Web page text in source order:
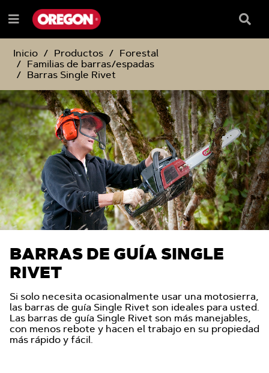
AL
CONTENIDO
AL
DE
NAVEGACIÓN
Menú
de
Inicio
Productos
Forestal
Familias de barras/espadas
Barras Single Rivet
BARRAS DE GUÍA SINGLE
RIVET
Si solo necesita ocasionalmente usar una motosierra,
las barras de guía Single Rivet son ideales para usted.
Las barras de guía Single Rivet son más manejables,
con menos rebote y hacen el trabajo en su propiedad
más rápido y fácil.